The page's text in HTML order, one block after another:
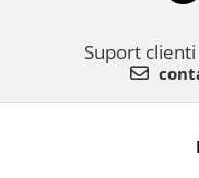
Suport clienti